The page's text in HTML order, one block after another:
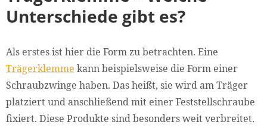
Unterschiede gibt es?
Als erstes ist hier die Form zu betrachten. Eine
Trägerklemme kann beispielsweise die Form einer
Schraubzwinge haben. Das heißt, sie wird am Träger
platziert und anschließend mit einer Feststellschraube
fixiert. Diese Produkte sind besonders weit verbreitet.